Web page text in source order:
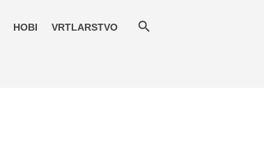
HOBI VRTLARSTVO